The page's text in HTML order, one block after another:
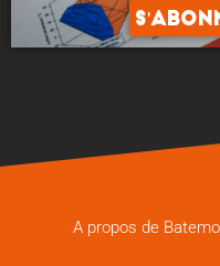
A propos de Batemo